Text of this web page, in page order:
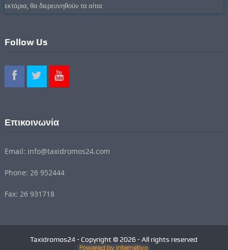
εκτάρια, θα διερευνηθούν τα αίτια
Follow Us
Επικοινωνία
Email: info@taxidromos24.com
Phone: 26 952444
Fax: 26 931718
Taxidromos24 - Copyright © 2026 - All rights reserved
Powered by Internetivo